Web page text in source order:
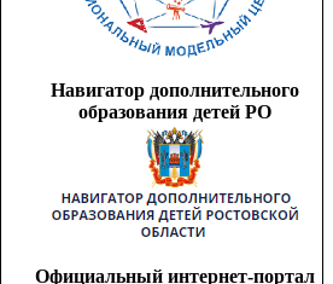
Навигатор дополнительного
образования детей РО
Официальный интернет-портал